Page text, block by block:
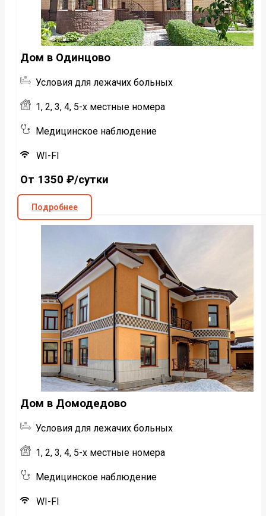
Дом в Одинцово
Условия для лежачих больных
1, 2, 3, 4, 5-х местные номера
Медицинское наблюдение
WI-FI
От 1350 ₽/сутки
Подробнее
Дом в Домодедово
Условия для лежачих больных
1, 2, 3, 4, 5-х местные номера
Медицинское наблюдение
WI-FI